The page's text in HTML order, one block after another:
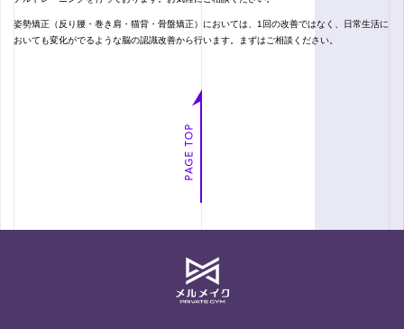
姿勢矯正（反り腰・巻き肩・猫背・骨盤矯正）においては、1回の改善ではなく、日常生活に
おいても変化がでるような脳の認識改善から行います。まずはご相談ください。